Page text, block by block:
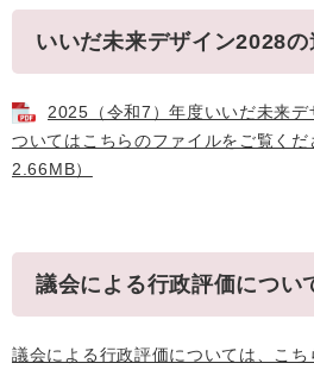
いいだ未来デザイン2028
2025（令和7）年度いいだ未来
ついてはこちらのファイルをご覧く
2.66MB）
議会による行政評価につい
議会による行政評価については、こち